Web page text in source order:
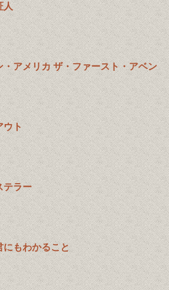
人
・アメリカ ザ・ファースト・アベン
ウト
テラー
にもわかること